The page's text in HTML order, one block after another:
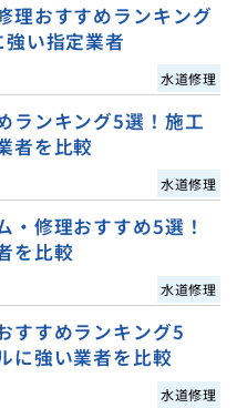
理おすすめランキング
い指定業者
水道修理
ランキング5選！施工
者を比較
水道修理
・修理おすすめ5選！
を比較
水道修理
すすめランキング5
に強い業者を比較
水道修理